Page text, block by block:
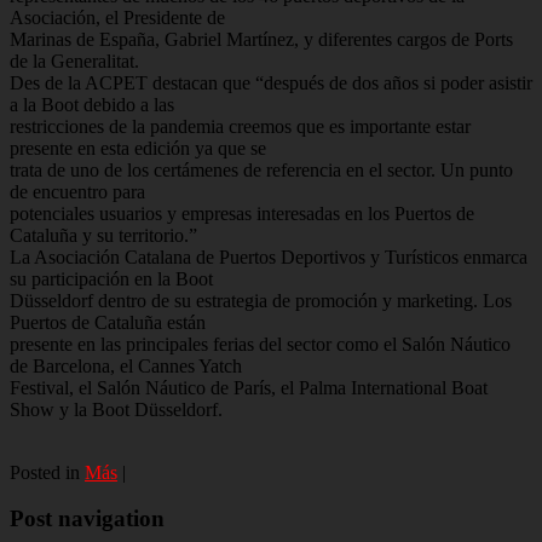
Asociación, el Presidente de
Marinas de España, Gabriel Martínez, y diferentes cargos de Ports
de la Generalitat.
Des de la ACPET destacan que “después de dos años si poder asistir
a la Boot debido a las
restricciones de la pandemia creemos que es importante estar
presente en esta edición ya que se
trata de uno de los certámenes de referencia en el sector. Un punto
de encuentro para
potenciales usuarios y empresas interesadas en los Puertos de
Cataluña y su territorio.”
La Asociación Catalana de Puertos Deportivos y Turísticos enmarca
su participación en la Boot
Düsseldorf dentro de su estrategia de promoción y marketing. Los
Puertos de Cataluña están
presente en las principales ferias del sector como el Salón Náutico
de Barcelona, el Cannes Yatch
Festival, el Salón Náutico de París, el Palma International Boat
Show y la Boot Düsseldorf.
Posted in Más |
Post navigation